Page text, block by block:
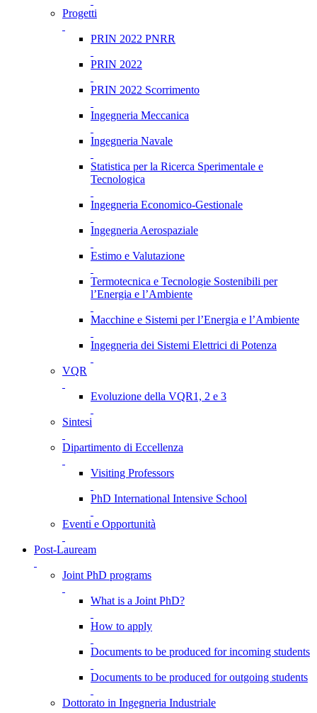
Progetti
PRIN 2022 PNRR
PRIN 2022
PRIN 2022 Scorrimento
Ingegneria Meccanica
Ingegneria Navale
Statistica per la Ricerca Sperimentale e
Tecnologica
Ingegneria Economico-Gestionale
Ingegneria Aerospaziale
Estimo e Valutazione
Termotecnica e Tecnologie Sostenibili per
l’Energia e l’Ambiente
Macchine e Sistemi per l’Energia e l’Ambiente
Ingegneria dei Sistemi Elettrici di Potenza
VQR
Evoluzione della VQR1, 2 e 3
Sintesi
Dipartimento di Eccellenza
Visiting Professors
PhD International Intensive School
Eventi e Opportunità
Post-Lauream
Joint PhD programs
What is a Joint PhD?
How to apply
Documents to be produced for incoming students
Documents to be produced for outgoing students
Dottorato in Ingegneria Industriale